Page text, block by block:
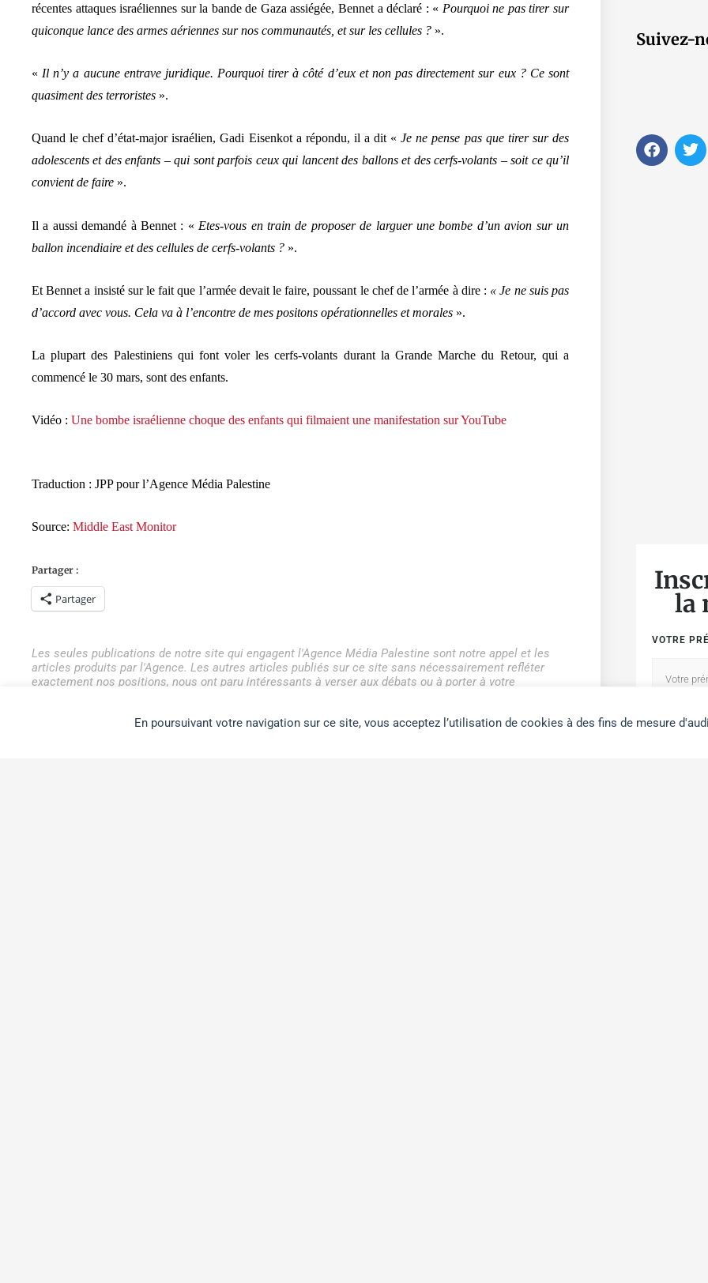
En poursuivant votre navigation sur ce site, vous acceptez l’utilisation de cookies à des fins de mesure
récentes attaques israéliennes sur la bande de Gaza assiégée, Bennet a déclaré : « Pourquoi ne pas tirer sur
quiconque lance des armes aériennes sur nos communautés, et sur les cellules ? ».
« Il n’y a aucune entrave juridique. Pourquoi tirer à côté d’eux et non pas directement sur eux ? Ce sont
quasiment des terroristes ».
Quand le chef d’état-major israélien, Gadi Eisenkot a répondu, il a dit «Je ne pense pas que tirer sur des
adolescents et des enfants – qui sont parfois ceux qui lancent des ballons et des cerfs-volants – soit ce qu’il
convient de faire ».
Il a aussi demandé à Bennet : « Etes-vous en train de proposer de larguer une bombe d’un avion sur un
ballon incendiaire et des cellules de cerfs-volants ? ».
Et Bennet a insisté sur le fait que l’armée devait le faire, poussant le chef de l’armée à dire : « Je ne suis pas
d’accord avec vous. Cela va à l’encontre de mes positons opérationnelles et morales ».
La plupart des Palestiniens qui font voler les cerfs-volants durant la Grande Marche du Retour, qui a
commencé le 30 mars, sont des enfants.
Vidéo : Une bombe israélienne choque des enfants qui filmaient une manifestation sur YouTube
Traduction : JPP pour l’Agence Média Palestine
Source: Middle East Monitor
Partager :
Partager
Les seules publications de notre site qui engagent l'Agence Média Palestine sont notre appel et les
articles produits par l'Agence. Les autres articles publiés sur ce site sans nécessairement refléter
exactement nos positions, nous ont paru intéressants à verser aux débats ou à porter à votre
Suivez-
F
a
T
w
la
VOTRE
ADRESSE